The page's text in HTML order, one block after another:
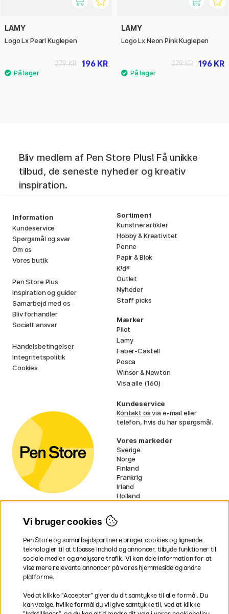
LAMY
Logo Lx Pearl Kuglepen
196 KR
279 KR
LAMY
Logo Lx Neon Pink Kuglepen
196 KR
279 KR
Bliv medlem af Pen Store Plus! Få unikke
tilbud, de seneste nyheder og kreativ
inspiration.
Information
Kundeservice
Spørgsmål og svar
Om os
Vores butik
Pen Store Plus
Inspiration og guider
Samarbejd med os
Bliv forhandler
Socialt ansvar
Handelsbetingelser
Integritetspolitik
Cookies
Sortiment
Kunstnerartikler
Hobby & Kreativitet
Penne
Papir & Blok
Kids
Outlet
Nyheder
Staff picks
Mærker
Pilot
Lamy
Faber-Castell
Posca
Winsor & Newton
Visa alle (160)
Kundeservice
Kontakt osvia e-mail eller
telefon, hvis du har spørgsmål.
Vores markeder
Sverige
Norge
Finland
Frankrig
Irland
Holland
EU
* Specifikkefragtvilkår gælder for
voluminøse varer.
Vi bruger cookies
Pen Store og samarbejdspartnere bruger cookies og lignende
teknologier til at tilpasse indhold og annoncer, tilbyde funktioner til
sociale medier og analysere trafik. Vi kan dele information for at
vise mere relevante annoncer på vores hjemmeside og andre
platforme.
Ved at klikke ”Accepter” giver du dit samtykke til alle formål. Du
kan vælge, hvilke formål du vil give samtykke til, ved at klikke